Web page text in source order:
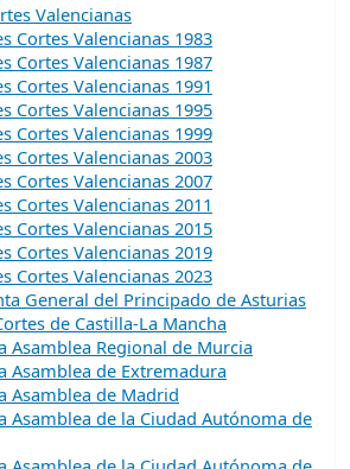
Valencianas
Cortes Valencianas 1983
Cortes Valencianas 1987
Cortes Valencianas 1991
Cortes Valencianas 1995
Cortes Valencianas 1999
Cortes Valencianas 2003
Cortes Valencianas 2007
Cortes Valencianas 2011
Cortes Valencianas 2015
Cortes Valencianas 2019
Cortes Valencianas 2023
General del Principado de Asturias
de Castilla-La Mancha
Asamblea Regional de Murcia
Asamblea de Extremadura
Asamblea de Madrid
Asamblea de la Ciudad Autónoma de